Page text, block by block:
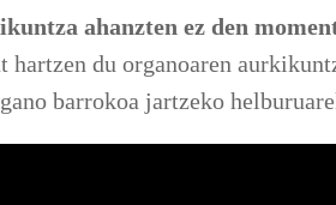
ahanzten ez den
hartzen du organoaren
barrokoa jartzeko